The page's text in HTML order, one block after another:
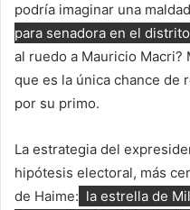
podría imaginar una
para senadora en el
al ruedo a Mauricio
que es la única chance de
por su primo.
La estrategia del
hipótesis electoral, más
de Haime: la estrella de